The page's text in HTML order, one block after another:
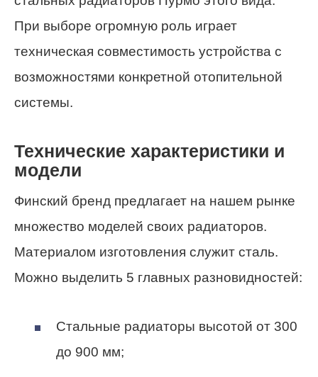
При выборе огромную роль играет
техническая совместимость устройства с
возможностями конкретной отопительной
системы.
Технические характеристики и
модели
Финский бренд предлагает на нашем рынке
множество моделей своих радиаторов.
Материалом изготовления служит сталь.
Можно выделить 5 главных разновидностей:
Стальные радиаторы высотой от 300
до 900 мм;